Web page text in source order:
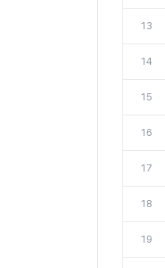
13
14
15
16
17
18
19